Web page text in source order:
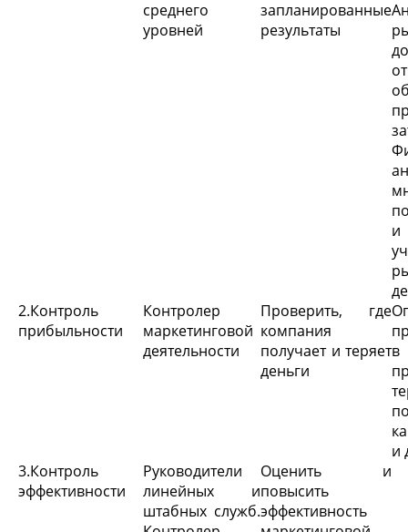
среднего
уровней
запланированные
результаты
2.Контроль
прибыльности
Контролер
маркетинговой
деятельности
Проверить, где
компания
получает и теряет
деньги
в
и
3.Контроль
эффективности
Руководители
линейных и
штабных служб.
Оценить и
повысить
эффективность